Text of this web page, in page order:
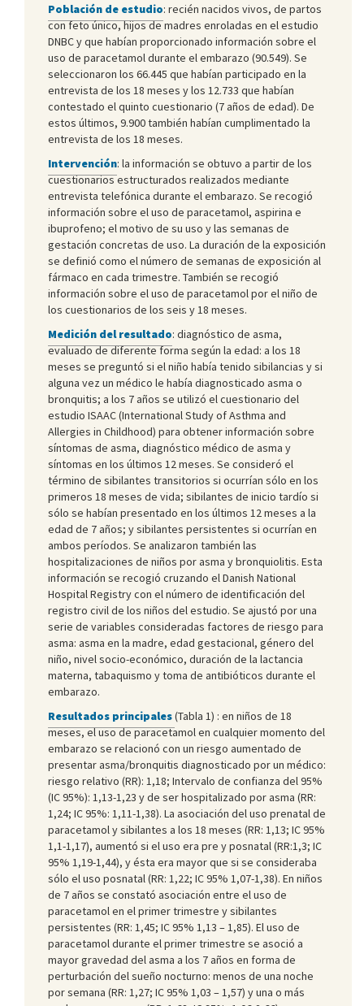
Población de estudio: recién nacidos vivos, de partos
con feto único, hijos de madres enroladas en el estudio
DNBC y que habían proporcionado información sobre el
uso de paracetamol durante el embarazo (90.549). Se
seleccionaron los 66.445 que habían participado en la
entrevista de los 18 meses y los 12.733 que habían
contestado el quinto cuestionario (7 años de edad). De
estos últimos, 9.900 también habían cumplimentado la
entrevista de los 18 meses.
Intervención: la información se obtuvo a partir de los
cuestionarios estructurados realizados mediante
entrevista telefónica durante el embarazo. Se recogió
información sobre el uso de paracetamol, aspirina e
ibuprofeno; el motivo de su uso y las semanas de
gestación concretas de uso. La duración de la exposición
se definió como el número de semanas de exposición al
fármaco en cada trimestre. También se recogió
información sobre el uso de paracetamol por el niño de
los cuestionarios de los seis y 18 meses.
Medición del resultado: diagnóstico de asma,
evaluado de diferente forma según la edad: a los 18
meses se preguntó si el niño había tenido sibilancias y si
alguna vez un médico le había diagnosticado asma o
bronquitis; a los 7 años se utilizó el cuestionario del
estudio ISAAC (International Study of Asthma and
Allergies in Childhood) para obtener información sobre
síntomas de asma, diagnóstico médico de asma y
síntomas en los últimos 12 meses. Se consideró el
término de sibilantes transitorios si ocurrían sólo en los
primeros 18 meses de vida; sibilantes de inicio tardío si
sólo se habían presentado en los últimos 12 meses a la
edad de 7 años; y sibilantes persistentes si ocurrían en
ambos períodos. Se analizaron también las
hospitalizaciones de niños por asma y bronquiolitis. Esta
información se recogió cruzando el Danish National
Hospital Registry con el número de identificación del
registro civil de los niños del estudio. Se ajustó por una
serie de variables consideradas factores de riesgo para
asma: asma en la madre, edad gestacional, género del
niño, nivel socio-económico, duración de la lactancia
materna, tabaquismo y toma de antibióticos durante el
embarazo.
Resultados principales(Tabla 1) : en niños de 18
meses, el uso de paracetamol en cualquier momento del
embarazo se relacionó con un riesgo aumentado de
presentar asma/bronquitis diagnosticado por un médico:
riesgo relativo (RR): 1,18; Intervalo de confianza del 95%
(IC 95%): 1,13-1,23 y de ser hospitalizado por asma (RR:
1,24; IC 95%: 1,11-1,38). La asociación del uso prenatal de
paracetamol y sibilantes a los 18 meses (RR: 1,13; IC 95%
1,1-1,17), aumentó si el uso era pre y posnatal (RR:1,3; IC
95% 1,19-1,44), y ésta era mayor que si se consideraba
sólo el uso posnatal (RR: 1,22; IC 95% 1,07-1,38). En niños
de 7 años se constató asociación entre el uso de
paracetamol en el primer trimestre y sibilantes
persistentes (RR: 1,45; IC 95% 1,13 – 1,85). El uso de
paracetamol durante el primer trimestre se asoció a
mayor gravedad del asma a los 7 años en forma de
perturbación del sueño nocturno: menos de una noche
por semana (RR: 1,27; IC 95% 1,03 – 1,57) y una o más